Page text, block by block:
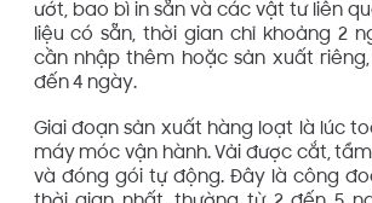
ướt, bao bì in sẵn và các vật tư liên
liệu có sẵn, thời gian chỉ khoảng 2
cần nhập thêm hoặc sản xuất
đến 4 ngày.
Giai đoạn sản xuất hàng loạt là lúc
máy móc vận hành. Vải được cắt,
và đóng gói tự động. Đây là công